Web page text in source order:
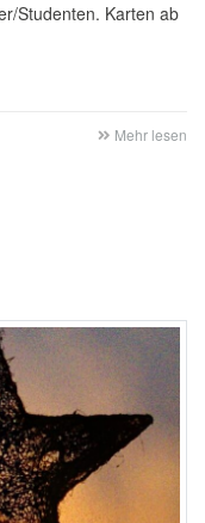
Studenten. Karten ab
Mehr lesen